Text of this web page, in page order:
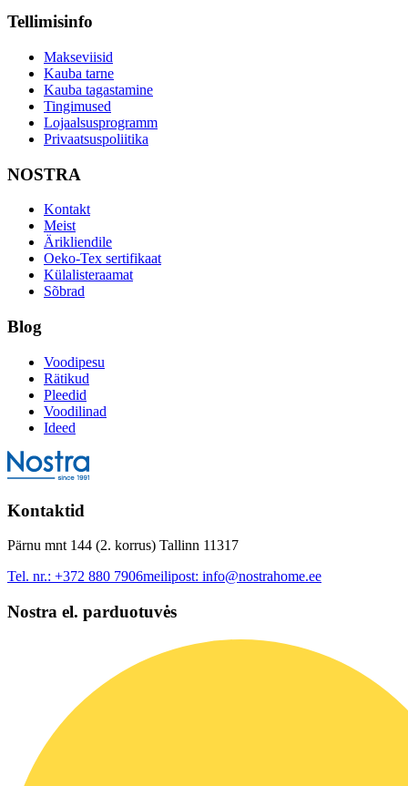
Tellimisinfo
Makseviisid
Kauba tarne
Kauba tagastamine
Tingimused
Lojaalsusprogramm
Privaatsuspoliitika
NOSTRA
Kontakt
Meist
Ärikliendile
Oeko-Tex sertifikaat
Külalisteraamat
Sõbrad
Blog
Voodipesu
Rätikud
Pleedid
Voodilinad
Ideed
Kontaktid
Pärnu mnt 144 (2. korrus) Tallinn 11317
Tel. nr.: +372 880 7906meilipost: info@nostrahome.ee
Nostra el. parduotuvės